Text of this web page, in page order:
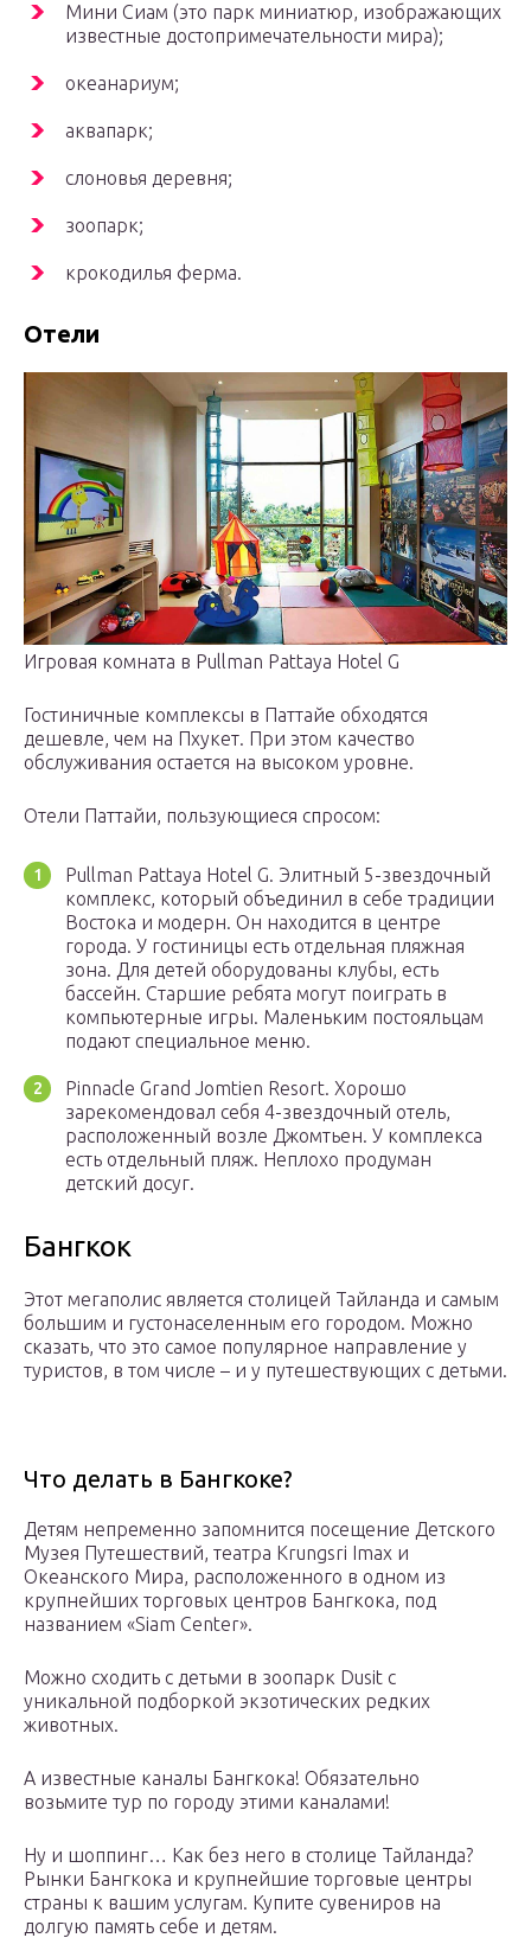
Мини Сиам (это парк миниатюр, изображающих
известные достопримечательности мира);
океанариум;
аквапарк;
слоновья деревня;
зоопарк;
крокодилья ферма.
Отели
Игровая комната в Pullman Pattaya Hotel G
Гостиничные комплексы в Паттайе обходятся
дешевле, чем на Пхукет. При этом качество
обслуживания остается на высоком уровне.
Отели Паттайи, пользующиеся спросом:
Pullman Pattaya Hotel G. Элитный 5-звездочный
комплекс, который объединил в себе традиции
Востока и модерн. Он находится в центре
города. У гостиницы есть отдельная пляжная
зона. Для детей оборудованы клубы, есть
бассейн. Старшие ребята могут поиграть в
компьютерные игры. Маленьким постояльцам
подают специальное меню.
Pinnacle Grand Jomtien Resort. Хорошо
зарекомендовал себя 4-звездочный отель,
расположенный возле Джомтьен. У комплекса
есть отдельный пляж. Неплохо продуман
детский досуг.
Бангкок
Этот мегаполис является столицей Тайланда и самым
большим и густонаселенным его городом. Можно
сказать, что это самое популярное направление у
туристов, в том числе – и у путешествующих с детьми.
Что делать в Бангкоке?
Детям непременно запомнится посещение Детского
Музея Путешествий, театра Krungsri Imax и
Океанского Мира, расположенного в одном из
крупнейших торговых центров Бангкока, под
названием «Siam Center».
Можно сходить с детьми в зоопарк Dusit с
уникальной подборкой экзотических редких
животных.
А известные каналы Бангкока! Обязательно
возьмите тур по городу этими каналами!
Ну и шоппинг… Как без него в столице Тайланда?
Рынки Бангкока и крупнейшие торговые центры
страны к вашим услугам. Купите сувениров на
долгую память себе и детям.